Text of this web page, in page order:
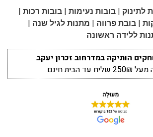
לתינוק | בובות נעימות | בובות רכות |
| בובת פרווה | מתנות לגיל שנה |
ללידה ראשונה
הותיקה במדרחוב זכרון יעקב
עד הבית חינם